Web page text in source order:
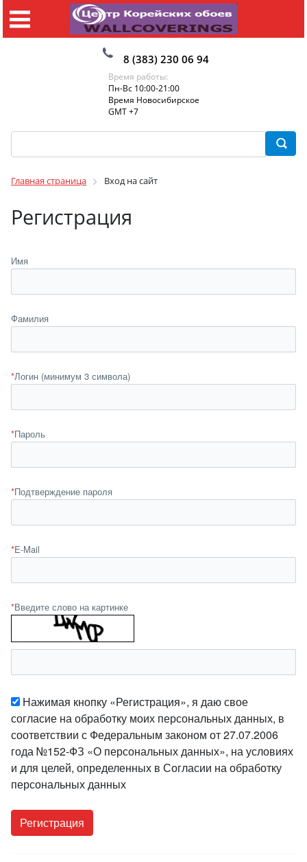
8 (383) 230 06 94
Время работы:
Пн-Вс 10:00-21:00
Время Новосибирское
GMT +7
Главная страница Вход на сайт
Регистрация
Имя
Фамилия
*Логин (минимум 3 символа)
*Пароль
*Подтверждение пароля
*E-Mail
*Введите слово на картинке
Нажимая кнопку «Регистрация», я даю свое
согласие на обработку моих персональных данных, в
соответствии с Федеральным законом от 27.07.2006
года №152-ФЗ «О персональных данных», на условиях
и для целей, определенных в Согласии на обработку
персональных данных